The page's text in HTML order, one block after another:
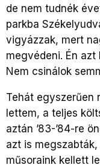
de nem tudnék
parkba
vigyázzak, mert
megvédeni. Én
Nem csinálok
Tehát egyszerűen
lettem, a teljes
aztán ’83-’84-re
azt is
műsoraink kellett